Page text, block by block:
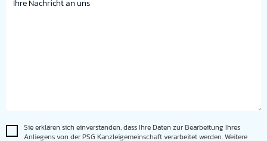
Sie erklären sich einverstanden, dass Ihre Daten zur Bearbeitung Ihres
Anliegens von der PSG Kanzleigemeinschaft verarbeitet werden. Weitere